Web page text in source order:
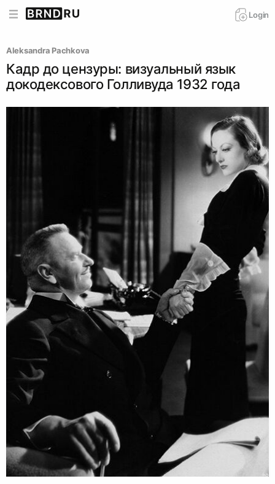
Login
Aleksandra Pachkova
Кадр до цензуры: визуальный язык
докодексового Голливуда 1932 года